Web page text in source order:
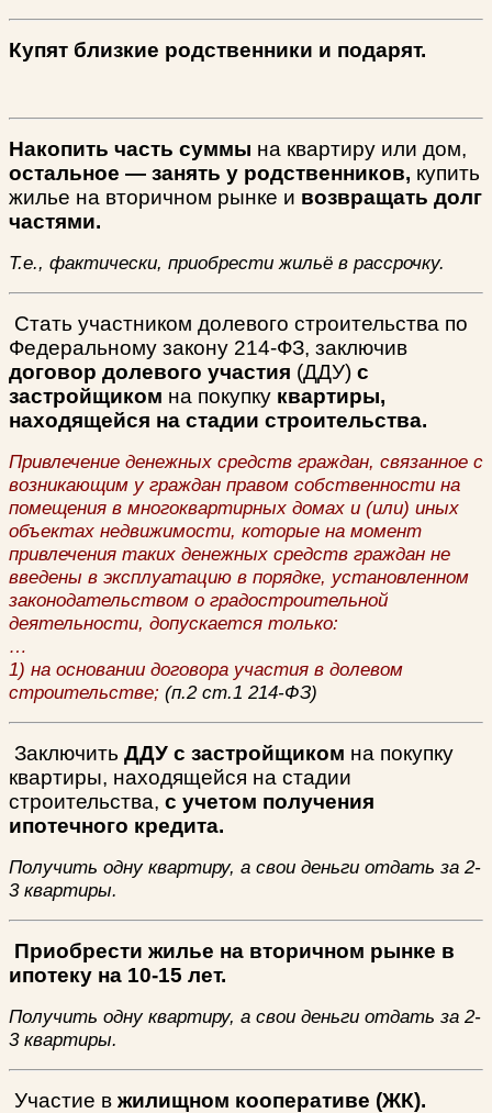
Купят близкие родственники и подарят.
Накопить часть суммы на квартиру или дом,
остальное — занять у родственников, купить
жилье на вторичном рынке и возвращать долг
частями.
Т.е., фактически, приобрести жильё в рассрочку.
Стать участником долевого строительства по
Федеральному закону 214-ФЗ, заключив
договор долевого участия (ДДУ) с
застройщиком на покупку квартиры,
находящейся на стадии строительства.
Привлечение денежных средств граждан, связанное с
возникающим у граждан правом собственности на
помещения в многоквартирных домах и (или) иных
объектах недвижимости, которые на момент
привлечения таких денежных средств граждан не
введены в эксплуатацию в порядке, установленном
законодательством о градостроительной
деятельности, допускается только:
…
1) на основании договора участия в долевом
строительстве; (п.2 ст.1 214-ФЗ)
Заключить ДДУ с застройщиком на покупку
квартиры, находящейся на стадии
строительства, с учетом получения
ипотечного кредита.
Получить одну квартиру, а свои деньги отдать за 2-
3 квартиры.
Приобрести жилье на вторичном рынке в
ипотеку на 10-15 лет.
Получить одну квартиру, а свои деньги отдать за 2-
3 квартиры.
Участие в жилищном кооперативе (ЖК).